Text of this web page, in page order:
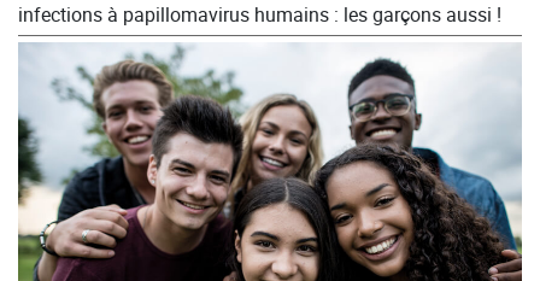
infections à papillomavirus humains : les garçons aussi !